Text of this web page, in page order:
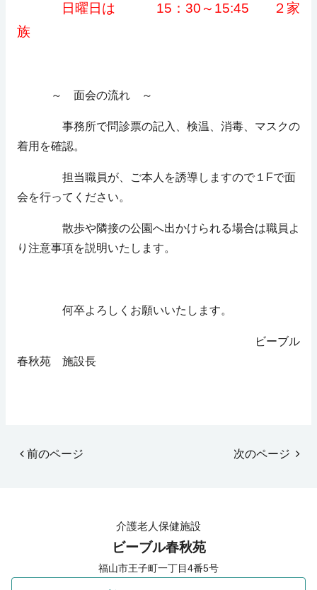
日曜日は 15：30～15:45 ２家
族
～ 面会の流れ ～
事務所で問診票の記入、検温、消毒、マスクの
着用を確認。
担当職員が、ご本人を誘導しますので１Fで面
会を行ってください。
散歩や隣接の公園へ出かけられる場合は職員よ
り注意事項を説明いたします。
何卒よろしくお願いいたします。
ビーブル
春秋苑 施設長
前のページ 次のページ
介護老人保健施設
ビーブル春秋苑
福山市王子町一丁目4番5号